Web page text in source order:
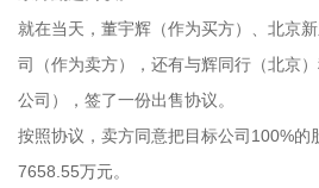
就在当天，董宇辉（作为买方）、北京
司（作为卖方），还有与辉同行（北京
公司），签了一份出售协议。
按照协议，卖方同意把目标公司100%的
7658.55万元。